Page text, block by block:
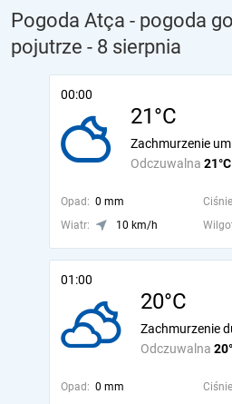
Pogoda Atça - pogoda
pojutrze - 8 sierpnia
00:00
21°C
Odczuwalna 21°C
Zachmurzenie
Opad: 0 mm
Wiatr:
10 km/h
01:00
20°C
Odczuwalna
Zachmurzenie
Opad: 0 mm